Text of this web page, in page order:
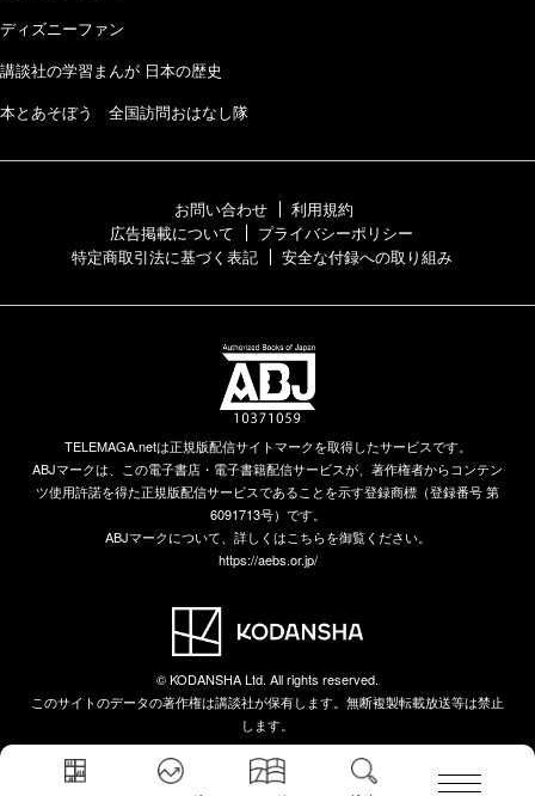
ディズニーファン
講談社の学習まんが 日本の歴史
本とあそぼう 全国訪問おはなし隊
お問い合わせ
利用規約
広告掲載について
プライバシーポリシー
特定商取引法に基づく表記
安全な付録への取り組み
TELEMAGA.netは正規版配信サイトマークを取得したサービスです。
ABJマークは、この電子書店・電子書籍配信サービスが、著作権者からコンテン
ツ使用許諾を得た正規版配信サービスであることを示す登録商標（登録番号 第
6091713号）です。
ABJマークについて、詳しくはこちらを御覧ください。
https://aebs.or.jp/
© KODANSHA Ltd. All rights reserved.
このサイトのデータの著作権は講談社が保有します。無断複製転載放送等は禁止
します。